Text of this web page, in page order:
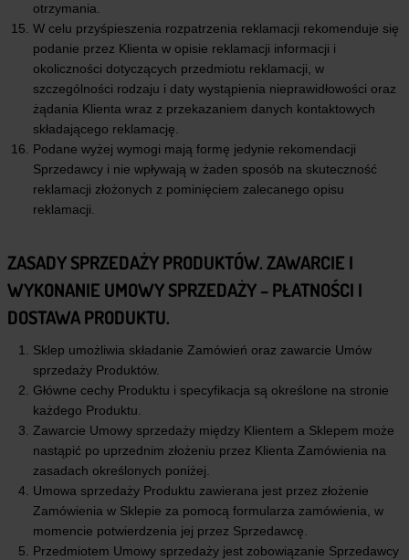
otrzymania.
W celu przyśpieszenia rozpatrzenia reklamacji rekomenduje się
podanie przez Klienta w opisie reklamacji informacji i
okoliczności dotyczących przedmiotu reklamacji, w
szczególności rodzaju i daty wystąpienia nieprawidłowości oraz
żądania Klienta wraz z przekazaniem danych kontaktowych
składającego reklamację.
Podane wyżej wymogi mają formę jedynie rekomendacji
Sprzedawcy i nie wpływają w żaden sposób na skuteczność
reklamacji złożonych z pominięciem zalecanego opisu
reklamacji.
ZASADY SPRZEDAŻY PRODUKTÓW. ZAWARCIE I
WYKONANIE UMOWY SPRZEDAŻY – PŁATNOŚCI I
DOSTAWA PRODUKTU.
Sklep umożliwia składanie Zamówień oraz zawarcie Umów
sprzedaży Produktów.
Główne cechy Produktu i specyfikacja są określone na stronie
każdego Produktu.
Zawarcie Umowy sprzedaży między Klientem a Sklepem może
nastąpić po uprzednim złożeniu przez Klienta Zamówienia na
zasadach określonych poniżej.
Umowa sprzedaży Produktu zawierana jest przez złożenie
Zamówienia w Sklepie za pomocą formularza zamówienia, w
momencie potwierdzenia jej przez Sprzedawcę.
Przedmiotem Umowy sprzedaży jest zobowiązanie Sprzedawcy